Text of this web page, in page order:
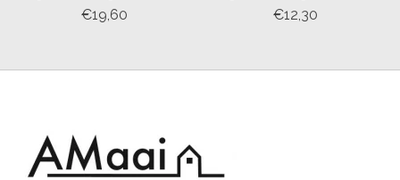
€19,60
€12,30